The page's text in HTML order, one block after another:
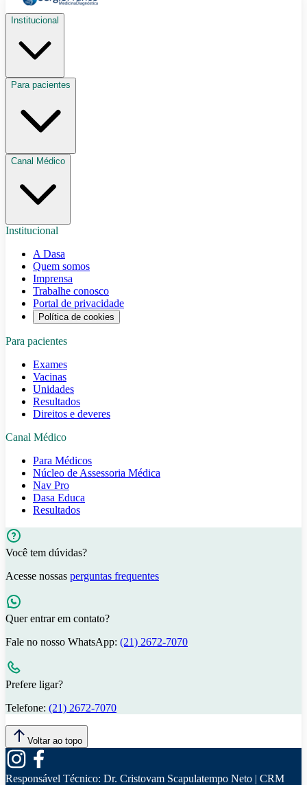
Institucional
Para pacientes
Canal Médico
Institucional
A Dasa
Quem somos
Imprensa
Trabalhe conosco
Portal de privacidade
Política de cookies
Para pacientes
Exames
Vacinas
Unidades
Resultados
Direitos e deveres
Canal Médico
Para Médicos
Núcleo de Assessoria Médica
Nav Pro
Dasa Educa
Resultados
Você tem dúvidas?
Acesse nossas perguntas frequentes
Quer entrar em contato?
Fale no nosso WhatsApp: (21) 2672-7070
Prefere ligar?
Telefone: (21) 2672-7070
Voltar ao topo
Responsável Técnico: Dr. Cristovam Scapulatempo Neto | CRM